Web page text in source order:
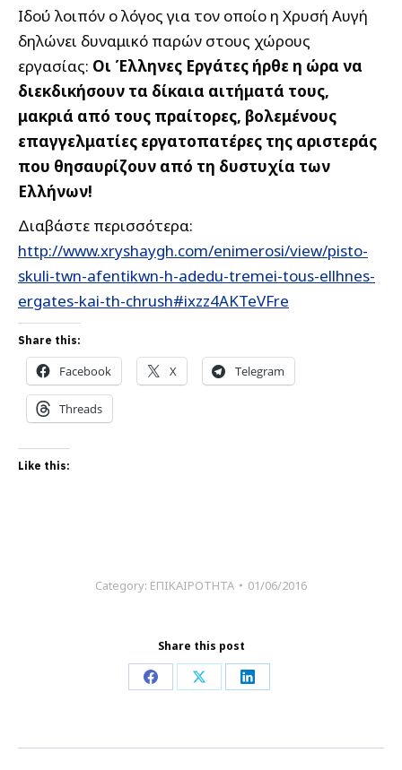
Ιδού λοιπόν ο λόγος για τον οποίο η Χρυσή Αυγή
δηλώνει δυναμικό παρών στους χώρους
εργασίας: Οι Έλληνες Εργάτες ήρθε η ώρα να
διεκδικήσουν τα δίκαια αιτήματά τους,
μακριά από τους πραίτορες, βολεμένους
επαγγελματίες εργατοπατέρες της αριστεράς
που θησαυρίζουν από τη δυστυχία των
Ελλήνων!
Διαβάστε περισσότερα:
http://www.xryshaygh.com/enimerosi/view/pisto-
skuli-twn-afentikwn-h-adedu-tremei-tous-ellhnes-
ergates-kai-th-chrush#ixzz4AKTeVFre
Share this:
Facebook X Telegram
Threads
Like this:
Category: ΕΠΙΚΑΙΡΟΤΗΤΑ 01/06/2016
Share this post
Share
Facebook
Share
X
Share
LinkedIn